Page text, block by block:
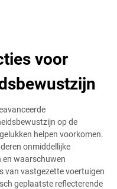
voor
op de
helpen voorkomen.
onmiddellijke
en waarschuwen
van vastgezette voertuigen
geplaatste reflecterende